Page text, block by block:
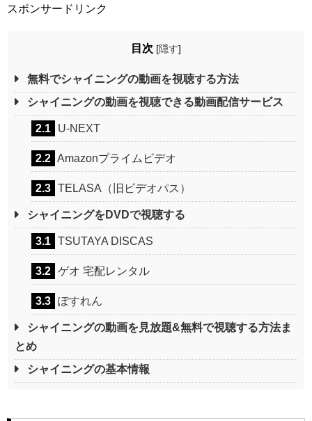
スポンサードリンク
目次 [隠す]
無料でシャイニングの動画を視聴する方法
シャイニングの動画を視聴できる動画配信サービス
2.1 U-NEXT
2.2 Amazonプライムビデオ
2.3 TELASA（旧ビデオパス）
シャイニングをDVDで視聴する
3.1 TSUTAYA DISCAS
3.2 ゲオ 宅配レンタル
3.3 ぽすれん
シャイニングの動画を見放題&無料で視聴する方法ま
とめ
シャイニングの基本情報